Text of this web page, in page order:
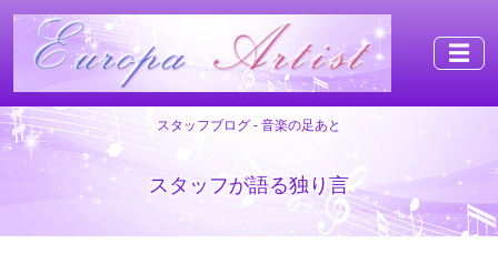
☰
スタッフブログ - 音楽の足あと
スタッフが語る独り言